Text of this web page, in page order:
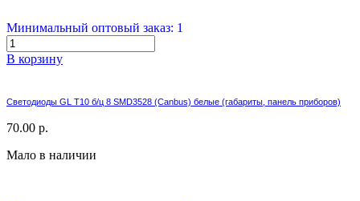
Минимальный оптовый заказ: 1
В корзину
Светодиоды GL T10 б/ц 8 SMD3528 (Canbus) белые (габариты, панель приборов)
70.00 р.
Мало в наличии